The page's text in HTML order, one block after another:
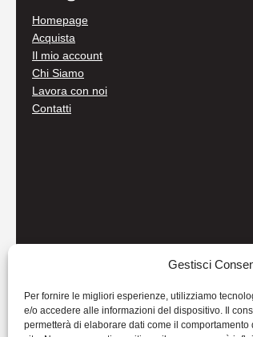
Gestisci
Per fornire le migliori esperienze, utilizziamo
e/o accedere alle informazioni del dispositivo. Il
permetterà di elaborare dati come il
Homepage
Acquista
Il mio account
Chi Siamo
Lavora con noi
Contatti